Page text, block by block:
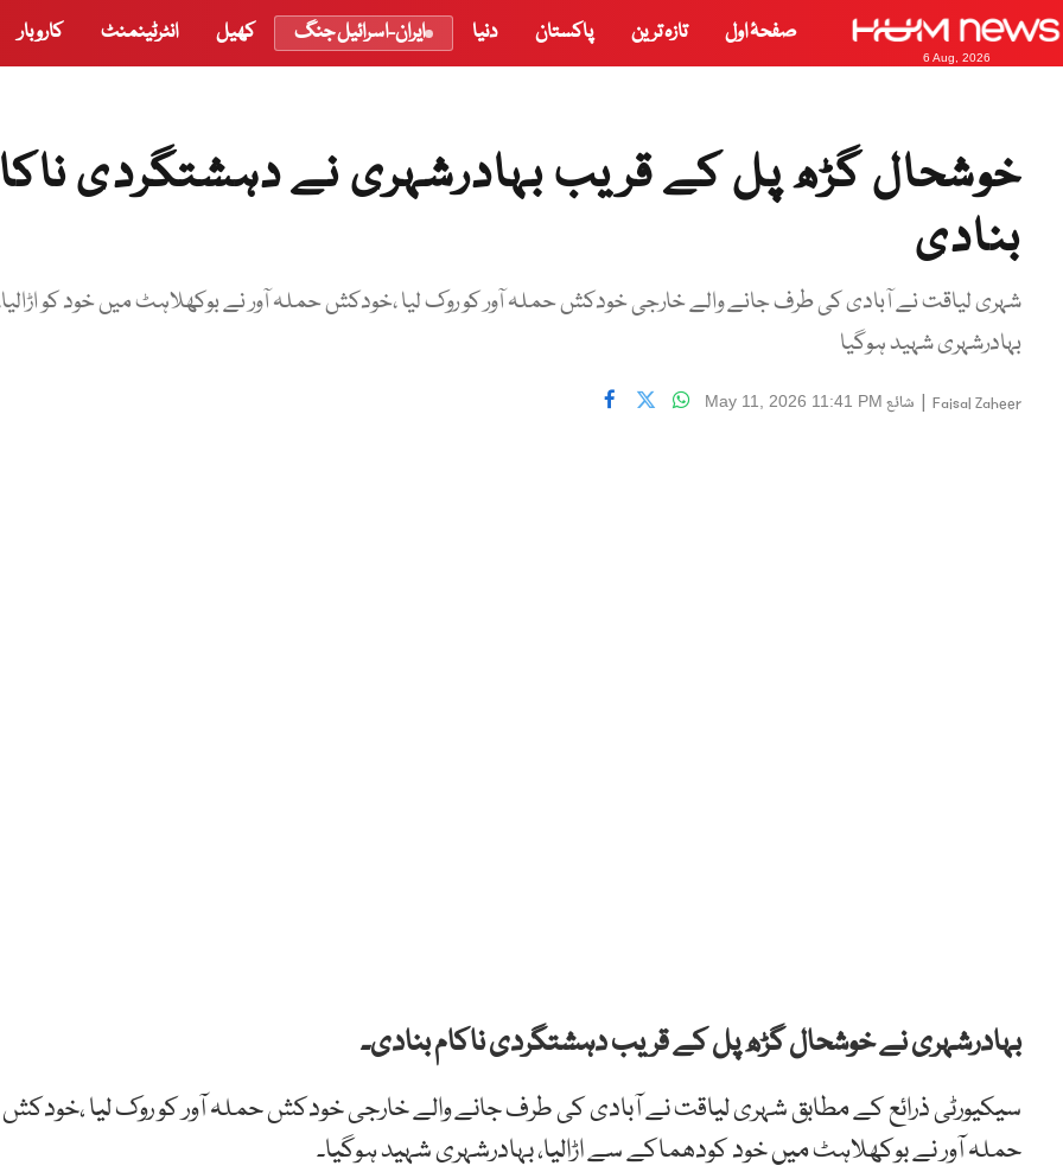
6 Aug, 2026
صفحۂ اول تازہ ترین پاکستان دنیا ایران-اسرائیل جنگ کھیل انٹرٹینمنٹ کاروبار
خوشحال گڑھ پل کے قریب بہادرشہری نے دہشتگردی
بنادی
شہری لیاقت نے آبادی کی طرف جانے والے خارجی خودکش حملہ آور کو روک لیا ،خودکش حملہ آور نے بوکھلاہٹ میں خود کو
بہادرشہری شہید ہوگیا
Faisal Zaheer
| شائع May 11, 2026 11:41 PM
بہادرشہری نےخوشحال گڑھ پل کے قریب دہشتگردی ناکام بنادی۔
سیکیورٹی ذرائع کے مطابق شہری لیاقت نے آبادی کی طرف جانے والے خارجی خودکش حملہ آور کو روک لیا ،خودکش
حملہ آور نے بوکھلاہٹ میں خود کودھماکے سے اڑالیا، بہادرشہری شہید ہوگیا۔